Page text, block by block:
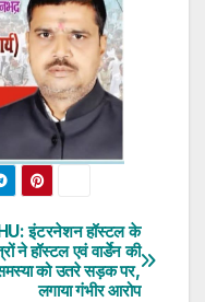
इंटरनेशन हॉस्टल के
ने हॉस्टल एवं वार्डेन की
को उतरे सड़क पर,
लगाया गंभीर आरोप